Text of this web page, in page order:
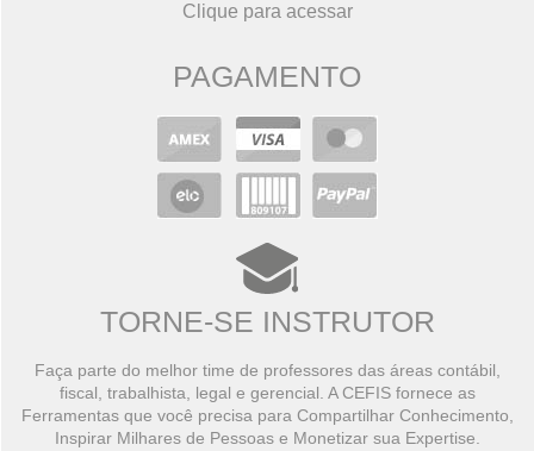
Clique para acessar
PAGAMENTO
TORNE-SE INSTRUTOR
Faça parte do melhor time de professores das áreas contábil,
fiscal, trabalhista, legal e gerencial. A CEFIS fornece as
Ferramentas que você precisa para Compartilhar Conhecimento,
Inspirar Milhares de Pessoas e Monetizar sua Expertise.